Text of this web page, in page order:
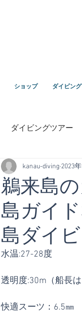
ショップ ダイビン
ダイビングツアー
鵜来島ダイビング
鵜来島
島ガイ
島ダイビ
kanau-diving 2023
水温:27-28度
透明度:30m（船長
快適スーツ：6.5㎜